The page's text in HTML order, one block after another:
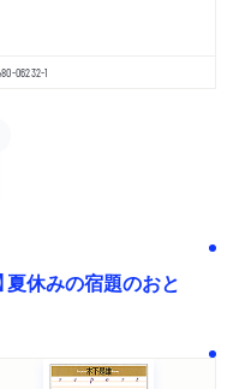
06232-1
休みの宿題のおと